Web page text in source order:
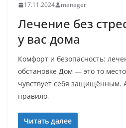
17.11.2024 manager
Лечение без
у вас дома
Комфорт и безопасность:
обстановке Дом — это то
чувствует себя защищённым.
правило,
Читать далее